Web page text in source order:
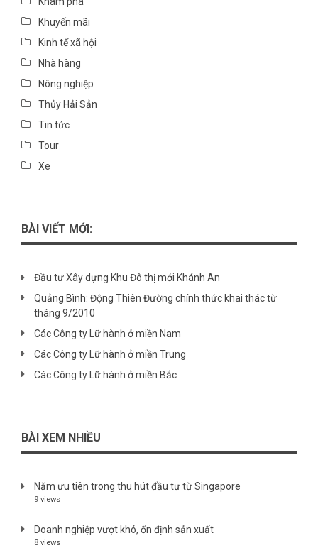
Khuyến mãi
Kinh tế xã hội
Nhà hàng
Nông nghiệp
Thủy Hải Sản
Tin tức
Tour
Xe
BÀI VIẾT MỚI:
Đầu tư Xây dựng Khu Đô thị mới Khánh An
Quảng Bình: Động Thiên Đường chính thức khai thác từ
tháng 9/2010
Các Công ty Lữ hành ở miền Nam
Các Công ty Lữ hành ở miền Trung
Các Công ty Lữ hành ở miền Bắc
BÀI XEM NHIỀU
Năm ưu tiên trong thu hút đầu tư từ Singapore
9 views
Doanh nghiệp vượt khó, ổn định sản xuất
8 views